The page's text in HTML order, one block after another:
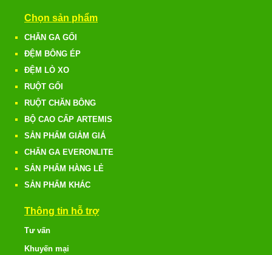
Chọn sản phẩm
CHĂN GA GỐI
ĐỆM BÔNG ÉP
ĐỆM LÒ XO
RUỘT GỐI
RUỘT CHĂN BÔNG
BỘ CAO CẤP ARTEMIS
SẢN PHẨM GIẢM GIÁ
CHĂN GA EVERONLITE
SẢN PHẨM HÀNG LẺ
SẢN PHẨM KHÁC
Thông tin hỗ trợ
Tư vấn
Khuyến mại